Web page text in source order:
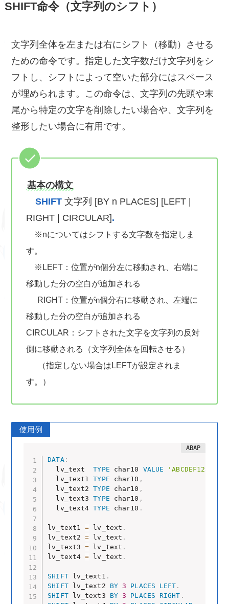
SHIFT命令（文字列のシフト）
文字列全体を左または右にシフト（移動）させる
ための命令です。指定した文字数だけ文字列をシ
フトし、シフトによって空いた部分にはスペース
が埋められます。この命令は、文字列の先頭や末
尾から特定の文字を削除したい場合や、文字列を
整形したい場合に有用です。
基本の構文
SHIFT 文字列 [BY n PLACES] [LEFT |
RIGHT | CIRCULAR].
※nについてはシフトする文字数を指定しま
す。
※LEFT：位置がn個分左に移動され、右端に
移動した分の空白が追加される
RIGHT：位置がn個分右に移動され、左端に
移動した分の空白が追加される
CIRCULAR：シフトされた文字を文字列の反対
側に移動される（文字列全体を回転させる）
（指定しない場合はLEFTが設定されま
す。）
使用例
DATA:
  lv_text
TYPE char10 VALUE 'ABCDEF1234'
  lv_text1
TYPE char10 ,
  lv_text2
TYPE char10 ,
  lv_text3
TYPE char10 ,
  lv_text4
TYPE char10 .
lv_text1 = lv_text .
lv_text2 = lv_text .
lv_text3 = lv_text .
lv_text4 = lv_text .
SHIFT lv_text1 .
SHIFT lv_text2 BY 3 PLACES LEFT .
SHIFT lv_text3 BY 3 PLACES RIGHT .